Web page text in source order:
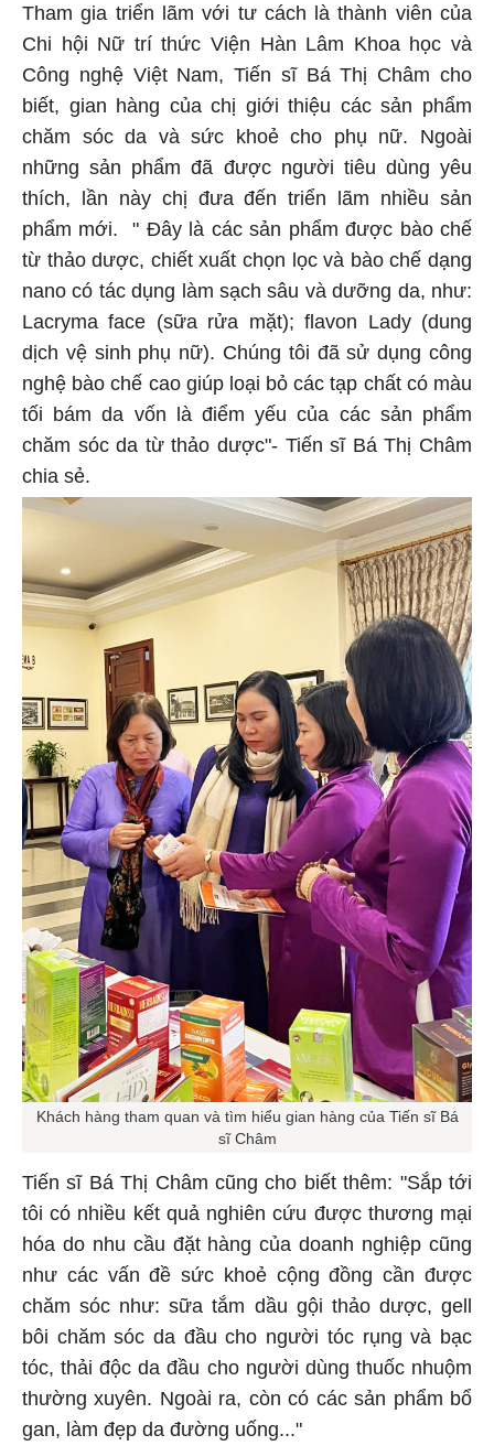
Tham gia triển lãm với tư cách là thành viên của
Chi hội Nữ trí thức Viện Hàn Lâm Khoa học và
Công nghệ Việt Nam, Tiến sĩ Bá Thị Châm cho
biết, gian hàng của chị giới thiệu các sản phẩm
chăm sóc da và sức khoẻ cho phụ nữ. Ngoài
những sản phẩm đã được người tiêu dùng yêu
thích, lần này chị đưa đến triển lãm nhiều sản
phẩm mới. " Đây là các sản phẩm được bào chế
từ thảo dược, chiết xuất chọn lọc và bào chế dạng
nano có tác dụng làm sạch sâu và dưỡng da, như:
Lacryma face (sữa rửa mặt); flavon Lady (dung
dịch vệ sinh phụ nữ). Chúng tôi đã sử dụng công
nghệ bào chế cao giúp loại bỏ các tạp chất có màu
tối bám da vốn là điểm yếu của các sản phẩm
chăm sóc da từ thảo dược"- Tiến sĩ Bá Thị Châm
chia sẻ.
Khách hàng tham quan và tìm hiểu gian hàng của Tiến sĩ Bá
sĩ Châm
Tiến sĩ Bá Thị Châm cũng cho biết thêm: "Sắp tới
tôi có nhiều kết quả nghiên cứu được thương mại
hóa do nhu cầu đặt hàng của doanh nghiệp cũng
như các vấn đề sức khoẻ cộng đồng cần được
chăm sóc như: sữa tắm dầu gội thảo dược, gell
bôi chăm sóc da đầu cho người tóc rụng và bạc
tóc, thải độc da đầu cho người dùng thuốc nhuộm
thường xuyên. Ngoài ra, còn có các sản phẩm bổ
gan, làm đẹp da đường uống..."